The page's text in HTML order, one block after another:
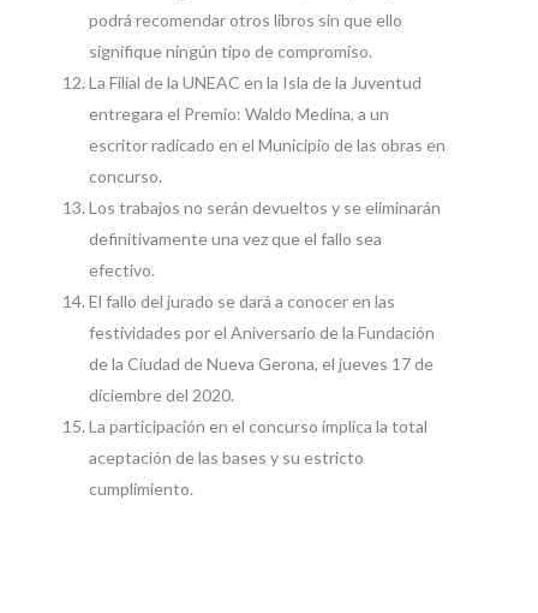
podrá recomendar otros libros sin que ello
signifique ningún tipo de compromiso.
La Filial de la UNEAC en la Isla de la Juventud
entregara el Premio: Waldo Medina, a un
escritor radicado en el Municipio de las obras en
concurso.
Los trabajos no serán devueltos y se eliminarán
definitivamente una vez que el fallo sea
efectivo.
El fallo del jurado se dará a conocer en las
festividades por el Aniversario de la Fundación
de la Ciudad de Nueva Gerona, el jueves 17 de
diciembre del 2020.
La participación en el concurso implica la total
aceptación de las bases y su estricto
cumplimiento.